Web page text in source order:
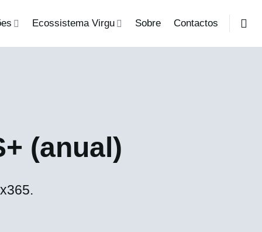
Ecossistema Virgu Sobre Contactos
(anual)